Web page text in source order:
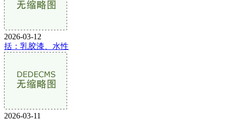
2026-03-12
括：乳胶漆、水性
2026-03-11